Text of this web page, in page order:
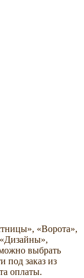
«Ворота»,
выбрать
под заказ из
оплаты.